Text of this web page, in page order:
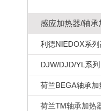
感应加热器/轴承
DJW/DJD/YL系列
荷兰BEGA轴承加
荷兰TM轴承加热